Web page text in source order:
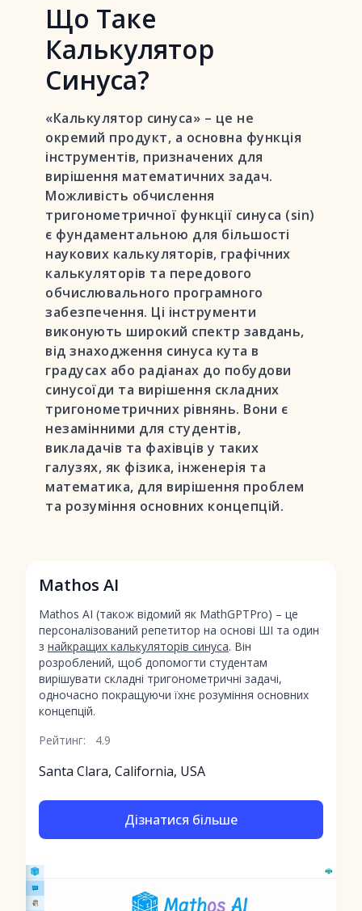
Що Таке
Калькулятор
Синуса?
«Калькулятор синуса» – це не
окремий продукт, а основна функція
інструментів, призначених для
вирішення математичних задач.
Можливість обчислення
тригонометричної функції синуса (sin)
є фундаментальною для більшості
наукових калькуляторів, графічних
калькуляторів та передового
обчислювального програмного
забезпечення. Ці інструменти
виконують широкий спектр завдань,
від знаходження синуса кута в
градусах або радіанах до побудови
синусоїди та вирішення складних
тригонометричних рівнянь. Вони є
незамінними для студентів,
викладачів та фахівців у таких
галузях, як фізика, інженерія та
математика, для вирішення проблем
та розуміння основних концепцій.
Mathos AI
Mathos AI (також відомий як MathGPTPro) – це
персоналізований репетитор на основі ШІ та один
з найкращих калькуляторів синуса. Він
розроблений, щоб допомогти студентам
вирішувати складні тригонометричні задачі,
одночасно покращуючи їхнє розуміння основних
концепцій.
Рейтинг:
4.9
Santa Clara, California, USA
Дізнатися більше